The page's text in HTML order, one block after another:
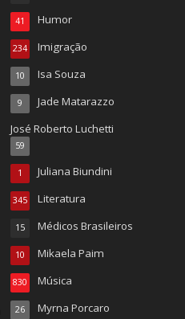
Humor
41
Imigração
234
Isa Souza
10
Jade Matarazzo
9
José Roberto Luchetti
59
Juliana Biundini
1
Literatura
345
Médicos Brasileiros
15
Mikaela Paim
10
Música
830
Myrna Porcaro
26